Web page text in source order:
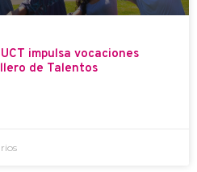
impulsa vocaciones
de Talentos